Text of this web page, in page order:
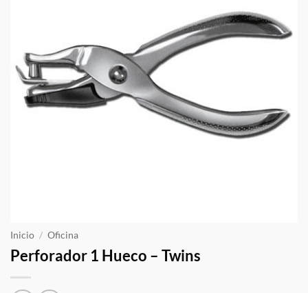
Inicio / Oficina
Perforador 1 Hueco – Twins